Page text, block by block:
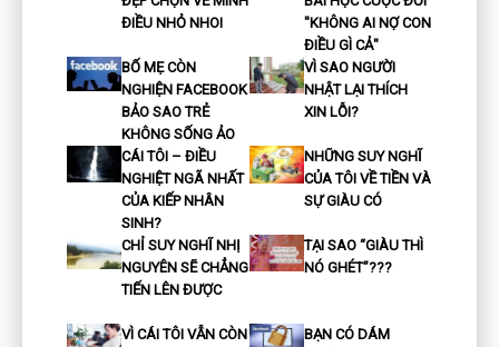
ĐIỀU NHỎ NHOI
"KHÔNG AI NỢ CON
ĐIỀU GÌ CẢ"
BỐ MẸ CÒN
NGHIỆN FACEBOOK
BẢO SAO TRẺ
KHÔNG SỐNG ẢO
VÌ SAO NGƯỜI
NHẬT LẠI THÍCH
XIN LỖI?
CÁI TÔI – ĐIỀU
NGHIỆT NGÃ NHẤT
CỦA KIẾP NHÂN
SINH?
NHỮNG SUY NGHĨ
CỦA TÔI VỀ TIỀN VÀ
SỰ GIÀU CÓ
CHỈ SUY NGHĨ NHỊ
NGUYÊN SẼ CHẲNG
TIẾN LÊN ĐƯỢC
TẠI SAO “GIÀU THÌ
NÓ GHÉT”???
VÌ CÁI TÔI VẪN CÒN
BẠN CÓ DÁM